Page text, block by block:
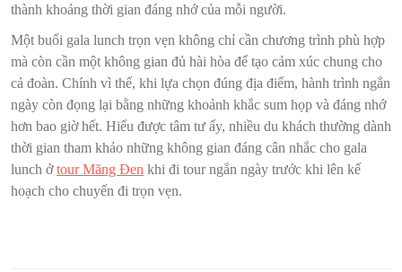
thành khoảng thời gian đáng nhớ của mỗi người.
Một buổi gala lunch trọn vẹn không chỉ cần chương trình phù hợp
mà còn cần một không gian đủ hài hòa để tạo cảm xúc chung cho
cả đoàn. Chính vì thế, khi lựa chọn đúng địa điểm, hành trình ngắn
ngày còn đọng lại bằng những khoảnh khắc sum họp và đáng nhớ
hơn bao giờ hết. Hiểu được tâm tư ấy, nhiều du khách thường dành
thời gian tham khảo những không gian đáng cân nhắc cho gala
lunch ởtour Măng Đen khi đi tour ngắn ngày trước khi lên kế
hoạch cho chuyến đi trọn vẹn.